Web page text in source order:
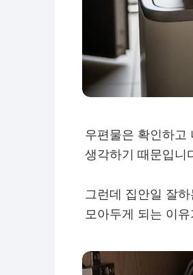
우편물은 확인하고
생각하기 때문입니
그런데 집안일 잘
모아두게 되는 이